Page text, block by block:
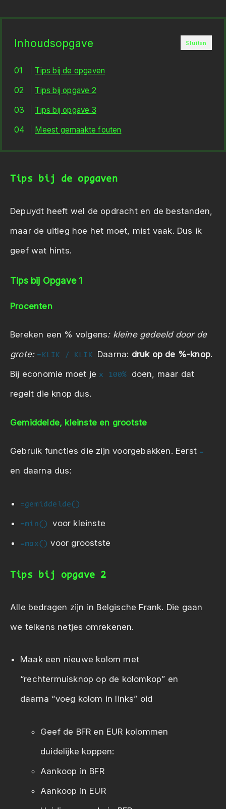
Sluiten
Inhoudsopgave
Tips bij de opgaven
Tips bij opgave 2
Tips bij opgave 3
Meest gemaakte fouten
Tips bij de opgaven
Depuydt heeft wel de opdracht en de bestanden,
maar de uitleg hoe het moet, mist vaak. Dus ik
geef wat hints.
Tips bij Opgave 1
Procenten
Bereken een % volgens: kleine gedeeld door de
grote: =KLIK / KLIK Daarna: druk op de %-knop.
Bij economie moet je x 100% doen, maar dat
regelt die knop dus.
Gemiddelde, kleinste en grootste
Gebruik functies die zijn voorgebakken. Eerst =
en daarna dus:
=gemiddelde()
=min()voor kleinste
=max() voor groostste
Tips bij opgave 2
Alle bedragen zijn in Belgische Frank. Die gaan
we telkens netjes omrekenen.
Maak een nieuwe kolom met
“rechtermuisknop op de kolomkop” en
daarna “voeg kolom in links” oid
Geef de BFR en EUR kolommen
duidelijke koppen:
Aankoop in BFR
Aankoop in EUR